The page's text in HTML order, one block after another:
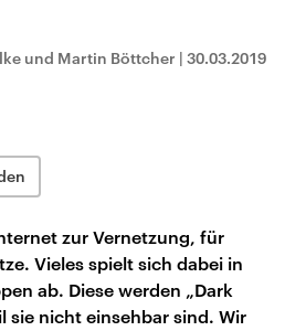
und Martin Böttcher | 30.03.2019
zur Vernetzung, für
Vieles spielt sich dabei in
ab. Diese werden „Dark
sie nicht einsehbar sind. Wir